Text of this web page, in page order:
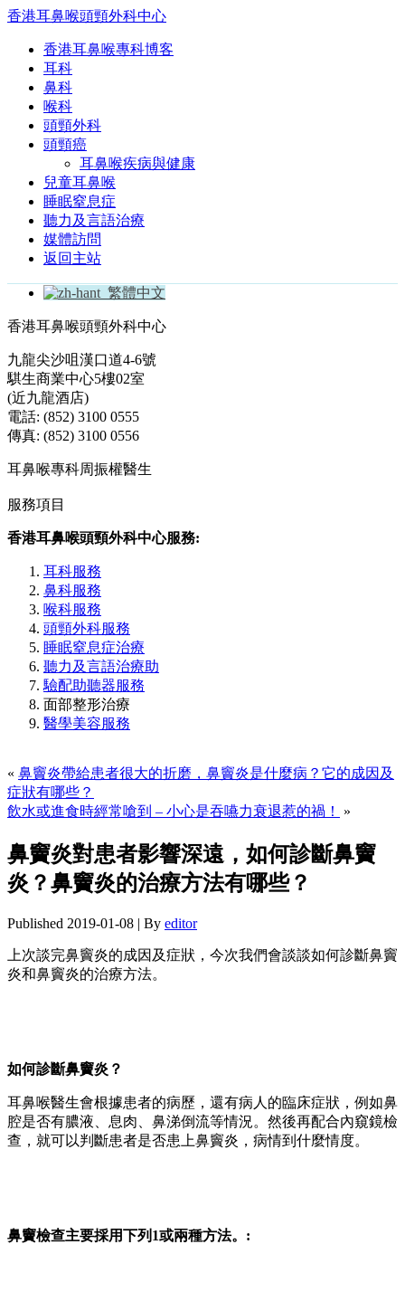
香港耳鼻喉頭頸外科中心
香港耳鼻喉專科博客
耳科
鼻科
喉科
頭頸外科
頭頸癌
耳鼻喉疾病與健康
兒童耳鼻喉
睡眠窒息症
聽力及言語治療
媒體訪問
返回主站
繁體中文
香港耳鼻喉頭頸外科中心
九龍尖沙咀漢口道4-6號
騏生商業中心5樓02室
(近九龍酒店)
電話: (852) 3100 0555
傳真: (852) 3100 0556
耳鼻喉專科周振權醫生
服務項目
香港耳鼻喉頭頸外科中心服務:
耳科服務
鼻科服務
喉科服務
頭頸外科服務
睡眠窒息症治療
聽力及言語治療助
驗配助聽器服務
面部整形治療
醫學美容服務
« 鼻竇炎帶給患者很大的折磨，鼻竇炎是什麼病？它的成因及
症狀有哪些？
飲水或進食時經常嗆到 – 小心是吞嚥力衰退惹的禍！
»
鼻竇炎對患者影響深遠，如何診斷鼻竇
炎？鼻竇炎的治療方法有哪些？
Published 2019-01-08 | By editor
上次談完鼻竇炎的成因及症狀，今次我們會談談如何診斷鼻竇
炎和鼻竇炎的治療方法。
如何診斷鼻竇炎？
耳鼻喉醫生會根據患者的病歷，還有病人的臨床症狀，例如鼻
腔是否有膿液、息肉、鼻涕倒流等情況。然後再配合內窺鏡檢
查，就可以判斷患者是否患上鼻竇炎，病情到什麼情度。
鼻竇檢查主要採用下列1或兩種方法。: